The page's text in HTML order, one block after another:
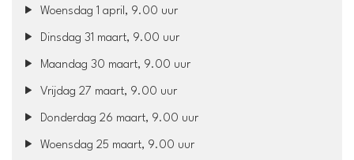
Woensdag 1 april, 9.00 uur
Dinsdag 31 maart, 9.00 uur
Maandag 30 maart, 9.00 uur
Vrijdag 27 maart, 9.00 uur
Donderdag 26 maart, 9.00 uur
Woensdag 25 maart, 9.00 uur